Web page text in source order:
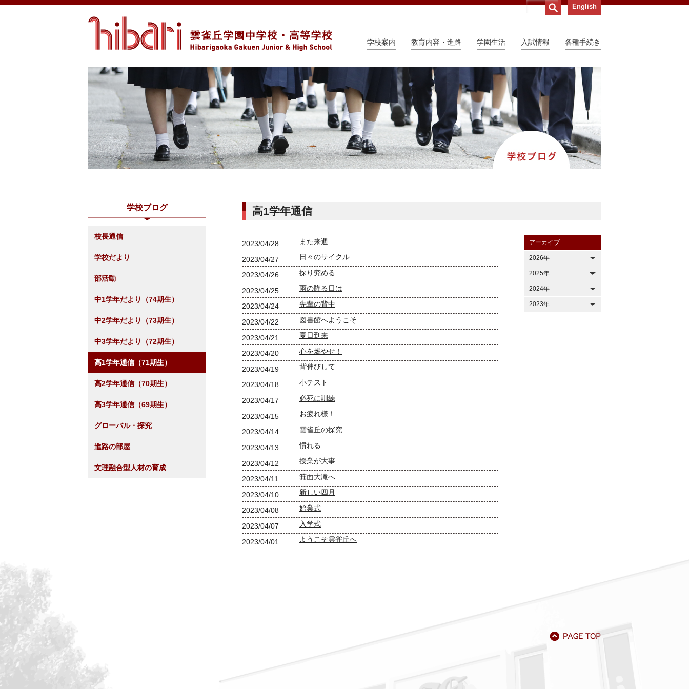
English
学校案内 教育内容・進路 学園生活 入試情報 各種手続き
高1学年通信
2023/04/28 また来週
2023/04/27 日々のサイクル
2023/04/26 探り究める
2023/04/25 雨の降る日は
2023/04/24 先輩の背中
2023/04/22 図書館へようこそ
2023/04/21 夏日到来
2023/04/20 心を燃やせ！
2023/04/19 背伸びして
2023/04/18 小テスト
2023/04/17 必死に訓練
2023/04/15 お疲れ様！
2023/04/14 雲雀丘の探究
2023/04/13 慣れる
2023/04/12 授業が大事
2023/04/11 箕面大滝へ
2023/04/10 新しい四月
2023/04/08 始業式
2023/04/07 入学式
2023/04/01 ようこそ雲雀丘へ
アーカイブ
2026年
2025年
2024年
2023年
学校ブログ
校長通信
学校だより
部活動
中1学年だより（74期生）
中2学年だより（73期生）
中3学年だより（72期生）
高1学年通信（71期生）
高2学年通信（70期生）
高3学年通信（69期生）
グローバル・探究
進路の部屋
文理融合型人材の育成